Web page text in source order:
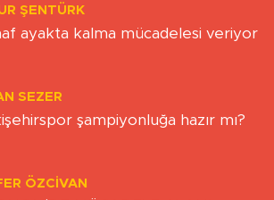
ŞENTÜRK
ayakta kalma mücadelesi veriyor
SEZER
şampiyonluğa hazır mı?
ÖZCIVAN